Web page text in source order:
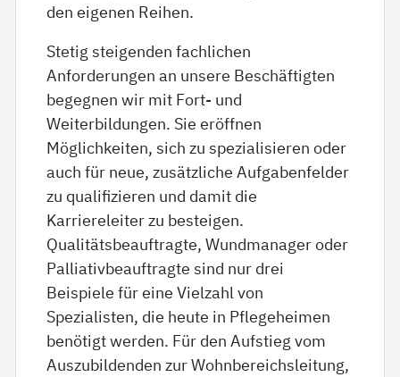
den eigenen Reihen.
Stetig steigenden fachlichen
Anforderungen an unsere Beschäftigten
begegnen wir mit Fort- und
Weiterbildungen. Sie eröffnen
Möglichkeiten, sich zu spezialisieren oder
auch für neue, zusätzliche Aufgabenfelder
zu qualifizieren und damit die
Karriereleiter zu besteigen.
Qualitätsbeauftragte, Wundmanager oder
Palliativbeauftragte sind nur drei
Beispiele für eine Vielzahl von
Spezialisten, die heute in Pflegeheimen
benötigt werden. Für den Aufstieg vom
Auszubildenden zur Wohnbereichsleitung,